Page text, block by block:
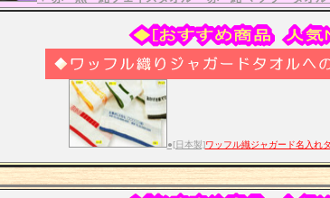
●[日本製]ワッフル織ジャガード名入れ